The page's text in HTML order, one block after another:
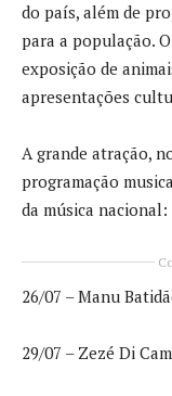
do país, além de
para a população.
exposição de
apresentações
A grande atração,
programação
da música nacional:
26/07 – Manu
29/07 – Zezé Di